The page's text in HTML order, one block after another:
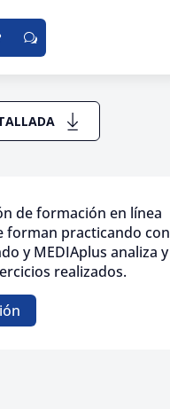
de formación en línea
forman practicando con
y MEDIAplus analiza y
realizados.